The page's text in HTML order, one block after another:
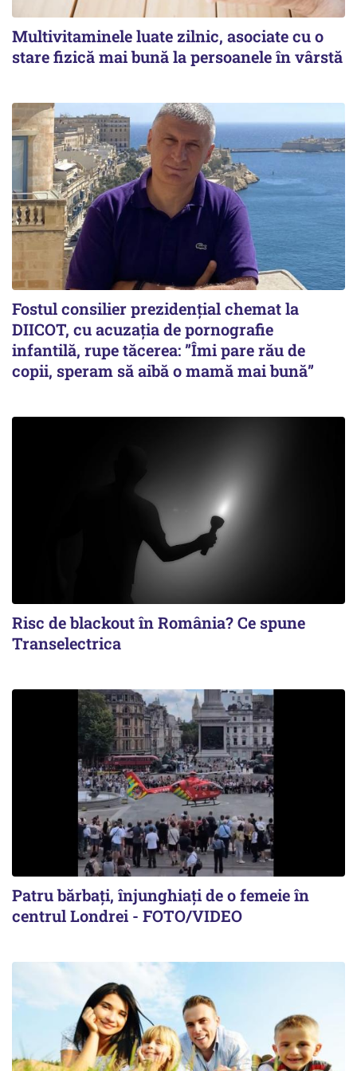
Multivitaminele luate zilnic, asociate cu o
stare fizică mai bună la persoanele în vârstă
Fostul consilier prezidențial chemat la
DIICOT, cu acuzația de pornografie
infantilă, rupe tăcerea: ”Îmi pare rău de
copii, speram să aibă o mamă mai bună”
Risc de blackout în România? Ce spune
Transelectrica
Patru bărbați, înjunghiați de o femeie în
centrul Londrei - FOTO/VIDEO